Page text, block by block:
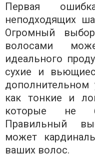
Первая
неподходящих
Огромный
волосами
идеального
сухие и
как тонкие и
которые не
Правильный
может
ваших волос.